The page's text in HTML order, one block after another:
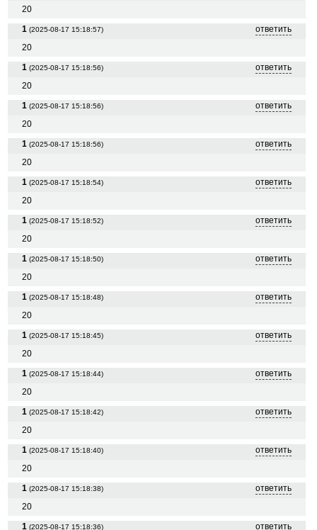
20
1 (2025-08-17 15:18:57)
ответить
20
1 (2025-08-17 15:18:56)
ответить
20
1 (2025-08-17 15:18:56)
ответить
20
1 (2025-08-17 15:18:56)
ответить
20
1 (2025-08-17 15:18:54)
ответить
20
1 (2025-08-17 15:18:52)
ответить
20
1 (2025-08-17 15:18:50)
ответить
20
1 (2025-08-17 15:18:48)
ответить
20
1 (2025-08-17 15:18:45)
ответить
20
1 (2025-08-17 15:18:44)
ответить
20
1 (2025-08-17 15:18:42)
ответить
20
1 (2025-08-17 15:18:40)
ответить
20
1 (2025-08-17 15:18:38)
ответить
20
1 (2025-08-17 15:18:36) ответить